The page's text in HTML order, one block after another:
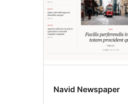
Navid Newspaper